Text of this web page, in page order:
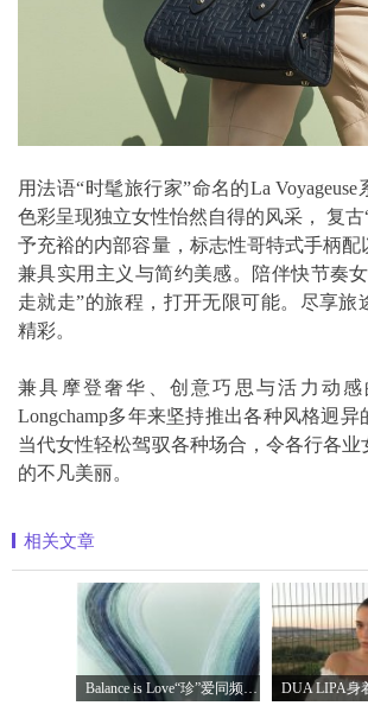
用法语“时髦旅行家”命名的La
色彩呈现独立女性怡然自得的风采， 复
予充裕的内部容量，标志性哥特式手柄配
兼具实用主义与简约美感。陪伴快节奏
走就走”的旅程，打开无限可能。尽享旅
精彩。
兼具摩登奢华、创意巧思与活力动
Longchamp多年来坚持推出各种风格迥
当代女性轻松驾驭各种场合，令各行各业
的不凡美丽。
相关文章
Balance is Love“珍”爱同频 耀启七夕 TASA